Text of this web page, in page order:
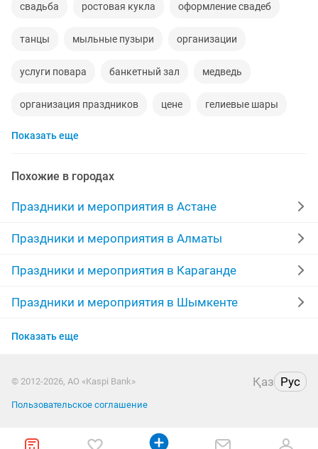
свадьба ростовая кукла оформление свадеб
танцы мыльные пузыри организации
услуги повара банкетный зал медведь
организация праздников цене гелиевые шары
песни шеф повар
повар выезд оформление гелевые шары
шары корпоратив дни рождения аниматоры
буквы повар на выезд шоу поздравление
повар ведущий тамада вокалист
гендер пати
Показать еще
Похожие в городах
Праздники и мероприятия в Астане
Праздники и мероприятия в Алматы
Праздники и мероприятия в Караганде
Праздники и мероприятия в Шымкенте
Праздники и мероприятия в Усть-Каменогорске
Праздники и мероприятия в Павлодаре
Праздники и мероприятия в Уральске
Показать еще
© 2012-2026, АО «Kaspi Bank» Қаз Рус
Пользовательское соглашение